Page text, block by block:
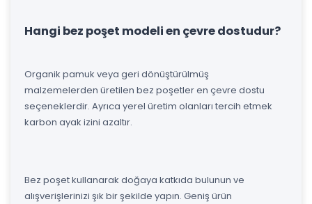
Hangi bez poşet modeli en çevre dostudur?
Organik pamuk veya geri dönüştürülmüş
malzemelerden üretilen bez poşetler en çevre dostu
seçeneklerdir. Ayrıca yerel üretim olanları tercih etmek
karbon ayak izini azaltır.
Bez poşet kullanarak doğaya katkıda bulunun ve
alışverişlerinizi şık bir şekilde yapın. Geniş ürün